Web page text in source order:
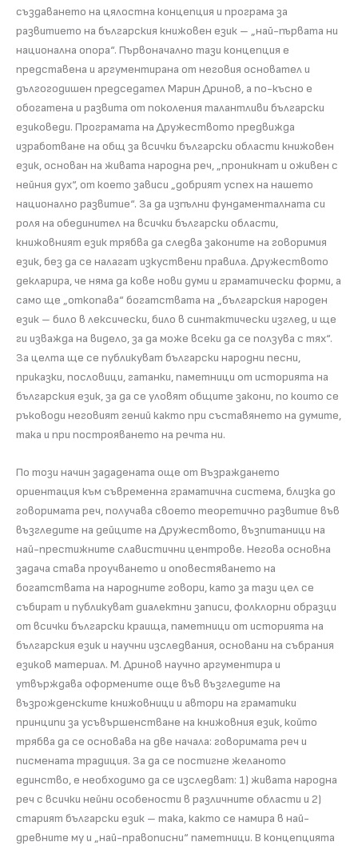
създаването на цялостна концепция и програма за
развитието на българския книжовен език – „най-първата ни
национална опора“. Първоначално тази концепция е
представена и аргументирана от неговия основател и
дългогодишен председател Марин Дринов, а по-късно е
обогатена и развита от поколения талантливи български
езиковеди. Програмата на Дружеството предвижда
изработване на общ за всички български области книжовен
език, основан на живата народна реч, „проникнат и оживен с
нейния дух“, от което зависи „добрият успех на нашето
национално развитие“. За да изпълни фундаменталната си
роля на обединител на всички български области,
книжовният език трябва да следва законите на говоримия
език, без да се налагат изкуствени правила. Дружеството
декларира, че няма да кове нови думи и граматически форми, а
само ще „откопава“ богатствата на „българския народен
език – било в лексически, било в синтактически изглед, и ще
ги изважда на видело, за да може всеки да се ползува с тях“.
За целта ще се публикуват български народни песни,
приказки, пословици, гатанки, паметници от историята на
българския език, за да се уловят общите закони, по които се
ръководи неговият гений както при съставянето на думите,
така и при построяването на речта ни.
По този начин зададената още от Възраждането
ориентация към съвременна граматична система, близка до
говоримата реч, получава своето теоретично развитие във
възгледите на дейците на Дружеството, възпитаници на
най-престижните славистични центрове. Негова основна
задача става проучването и оповестяването на
богатствата на народните говори, като за тази цел се
събират и публикуват диалектни записи, фолклорни образци
от всички български краища, паметници от историята на
българския език и научни изследвания, основани на събрания
езиков материал. М. Дринов научно аргументира и
утвърждава оформените още във възгледите на
възрожденските книжовници и автори на граматики
принципи за усъвършенстване на книжовния език, който
трябва да се основава на две начала: говоримата реч и
писмената традиция. За да се постигне желаното
единство, е необходимо да се изследват: 1) живата народна
реч с всички нейни особености в различните области и 2)
старият български език – така, както се намира в най-
древните му и „най-правописни“ паметници. В концепцията